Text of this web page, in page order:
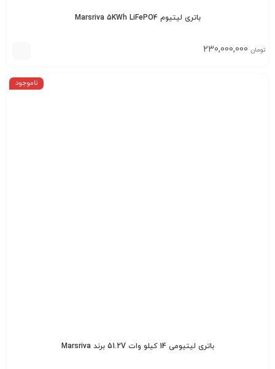
باتری لیتیوم Marsriva 5KWh LiFePO4
تومان
ناموجود
باتری لیتیومی 14 کیلو وات 51.2V برند Marsriva